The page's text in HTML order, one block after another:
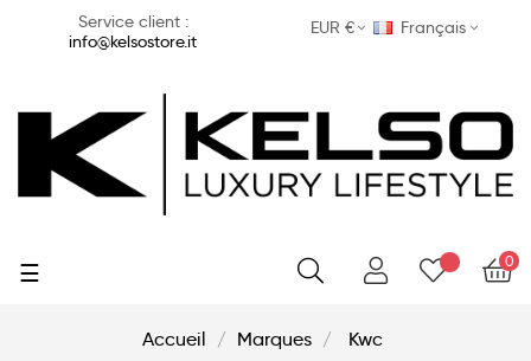
Service client :
info@kelsostore.it
EUR € Français
0
Basculer
☰
Accueil Marques Kwc